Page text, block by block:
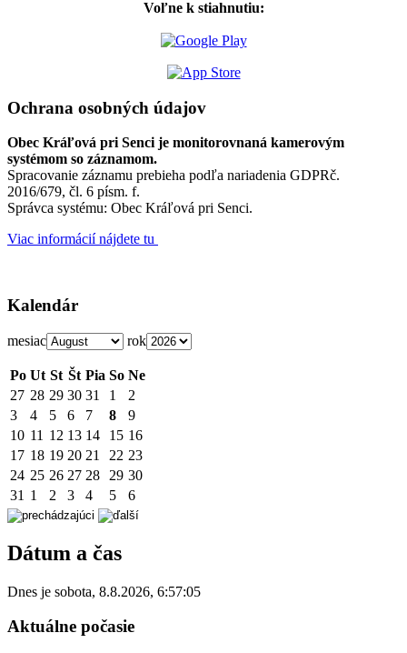
Voľne k stiahnutiu:
Ochrana osobných údajov
Obec Kráľová pri Senci je monitorovnaná kamerovým
systémom so záznamom.
Spracovanie záznamu prebieha podľa nariadenia GDPRč.
2016/679, čl. 6 písm. f.
Správca systému: Obec Kráľová pri Senci.
Viac informácií nájdete tu
Kalendár
mesiac rok
Po Ut St Št Pia So Ne
27 28 29 30 31 1
2
3
4 5 6 7 8
9
10 11 12 13 14 15 16
17 18 19 20 21 22 23
24 25 26 27 28 29 30
31 1 2 3 4 5 6
Dátum a čas
Dnes je sobota, 8.8.2026, 6:57:05
Aktuálne počasie